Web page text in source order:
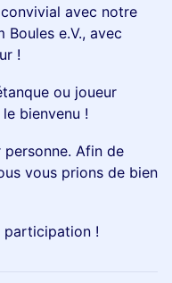
avec notre
e.V., avec
!
ou joueur
bienvenu !
Afin de
vous prions de bien
participation !